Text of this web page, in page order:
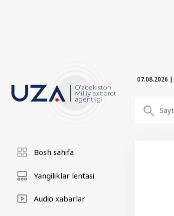
07.08.2026 |
Bosh sahifa
Yangiliklar lentasi
Audio xabarlar